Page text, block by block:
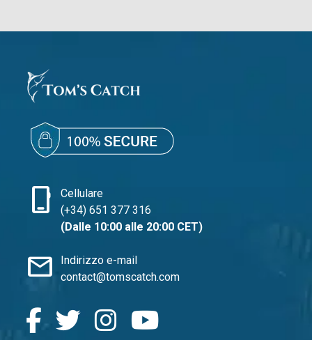
phone_iphone
Cellulare
(+34) 651 377 316
(Dalle 10:00 alle 20:00 CET)
mail
Indirizzo e-mail
contact@tomscatch.com